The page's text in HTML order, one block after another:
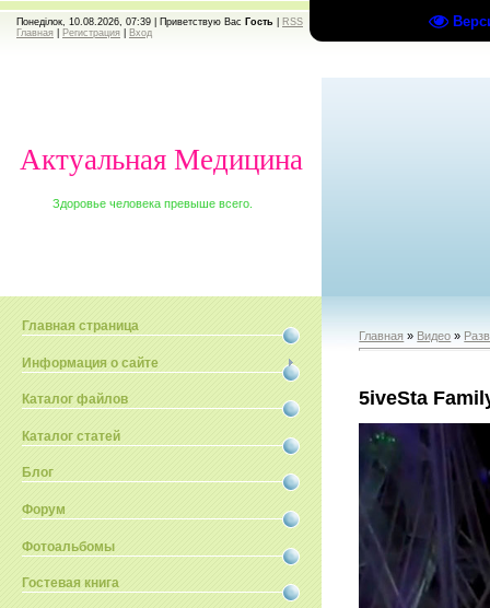
Понеділок, 10.08.2026, 07:39 | Приветствую Вас Гость
RSS
Главная
Регистрация Вход
Актуальная Медицина
Здоровье человека превыше всего.
Главная страница
Информация о сайте
Каталог файлов
Каталог статей
Блог
Форум
Фотоальбомы
Гостевая книга
Главная » Видео »
5iveSta